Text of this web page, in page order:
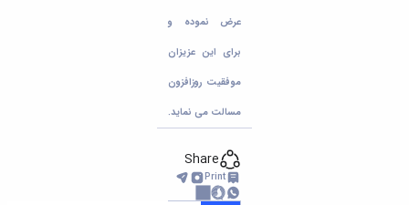
عرض نموده و
برای این عزیزان
موفقیت روزافزون
مسالت می نماید.
Share
Print